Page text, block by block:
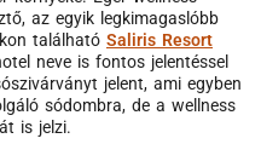
az egyik legkimagaslóbb
található Saliris Resort
neve is fontos jelentéssel
jelent, ami egyben
sódombra, de a wellness
is jelzi.